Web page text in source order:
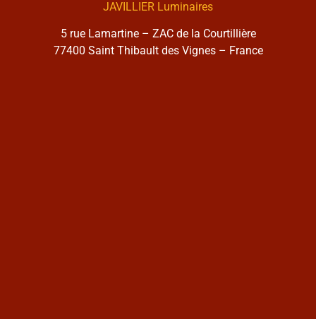
JAVILLIER Luminaires
5 rue Lamartine – ZAC de la Courtillière
77400 Saint Thibault des Vignes – France